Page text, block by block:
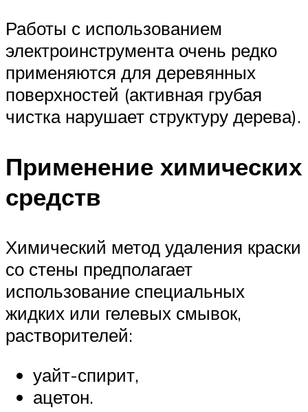
Работы с использованием
электроинструмента очень редко
применяются для деревянных
поверхностей (активная грубая
чистка нарушает структуру дерева).
Применение химических
средств
Химический метод удаления краски
со стены предполагает
использование специальных
жидких или гелевых смывок,
растворителей:
уайт-спирит,
ацетон.